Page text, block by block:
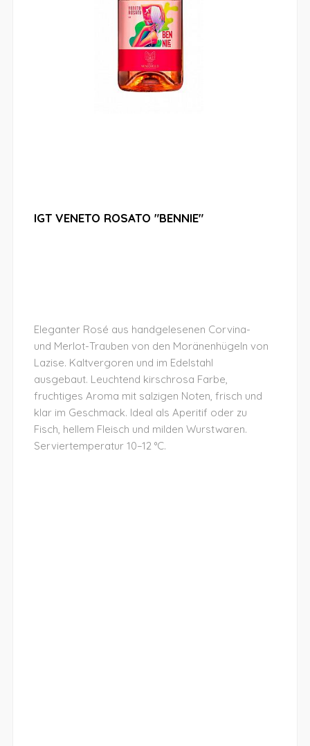
IGT VENETO ROSATO "BENNIE"
Eleganter Rosé aus handgelesenen Corvina-
und Merlot-Trauben von den Moränenhügeln von
Lazise. Kaltvergoren und im Edelstahl
ausgebaut. Leuchtend kirschrosa Farbe,
fruchtiges Aroma mit salzigen Noten, frisch und
klar im Geschmack. Ideal als Aperitif oder zu
Fisch, hellem Fleisch und milden Wurstwaren.
Serviertemperatur 10–12 °C.